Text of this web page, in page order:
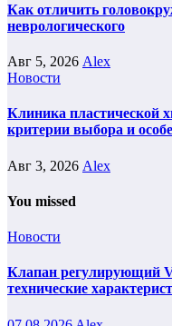
Как отличить
неврологического
Авг 5, 2026 Alex
Новости
Клиника пластической
критерии выбора и
Авг 3, 2026 Alex
You missed
Новости
Клапан регулирующий
технические